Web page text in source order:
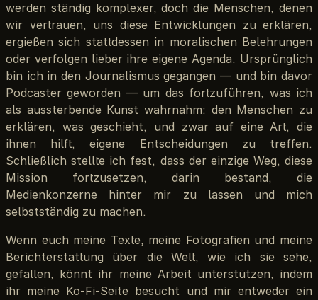
werden ständig komplexer, doch die Menschen, denen
wir vertrauen, uns diese Entwicklungen zu erklären,
ergießen sich stattdessen in moralischen Belehrungen
oder verfolgen lieber ihre eigene Agenda. Ursprünglich
bin ich in den Journalismus gegangen — und bin davor
Podcaster geworden — um das fortzuführen, was ich
als aussterbende Kunst wahrnahm: den Menschen zu
erklären, was geschieht, und zwar auf eine Art, die
ihnen hilft, eigene Entscheidungen zu treffen.
Schließlich stellte ich fest, dass der einzige Weg, diese
Mission fortzusetzen, darin bestand, die
Medienkonzerne hinter mir zu lassen und mich
selbstständig zu machen.
Wenn euch meine Texte, meine Fotografien und meine
Berichterstattung über die Welt, wie ich sie sehe,
gefallen, könnt ihr meine Arbeit unterstützen, indem
ihr meine Ko-Fi-Seite besucht und mir entweder ein